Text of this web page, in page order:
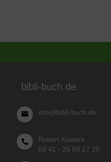
bibli-buch.de
info@bibli-buch.de
Robert Kowark
03 41 - 25 69 27 20